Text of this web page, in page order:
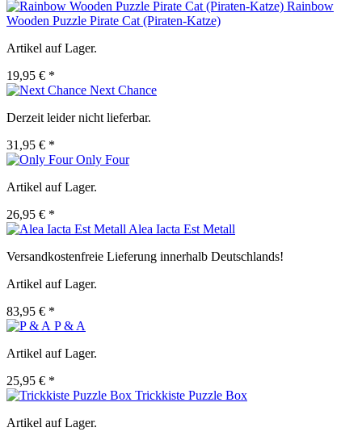
Rainbow
Wooden Puzzle Pirate Cat (Piraten-Katze)
Artikel auf Lager.
19,95 € *
Next Chance
Derzeit leider nicht lieferbar.
31,95 € *
Only Four
Artikel auf Lager.
26,95 € *
Alea Iacta Est Metall
Versandkostenfreie Lieferung innerhalb Deutschlands!
Artikel auf Lager.
83,95 € *
P & A
Artikel auf Lager.
25,95 € *
Trickkiste Puzzle Box
Artikel auf Lager.